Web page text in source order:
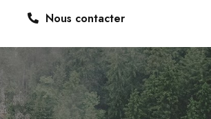
Nous contacter